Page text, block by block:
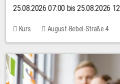
25.08.2026 07:00 bis 25.08.2026
Kurs August-Bebel-Straße 4